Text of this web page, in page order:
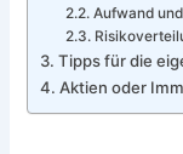
Aufwand
Tipps für die
Aktien oder